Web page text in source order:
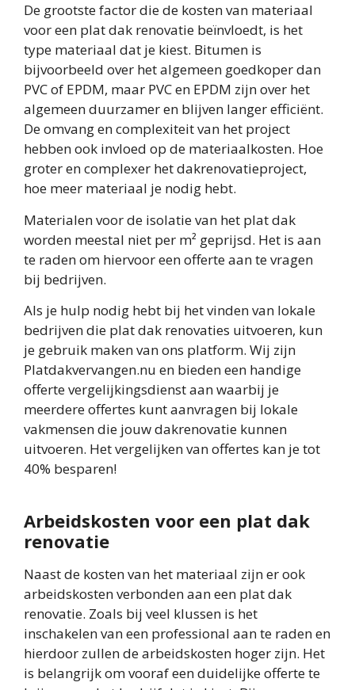
De grootste factor die de kosten van materiaal
voor een plat dak renovatie beïnvloedt, is het
type materiaal dat je kiest. Bitumen is
bijvoorbeeld over het algemeen goedkoper dan
PVC of EPDM, maar PVC en EPDM zijn over het
algemeen duurzamer en blijven langer efficiënt.
De omvang en complexiteit van het project
hebben ook invloed op de materiaalkosten. Hoe
groter en complexer het dakrenovatieproject,
hoe meer materiaal je nodig hebt.
Materialen voor de isolatie van het plat dak
worden meestal niet per m² geprijsd. Het is aan
te raden om hiervoor een offerte aan te vragen
bij bedrijven.
Als je hulp nodig hebt bij het vinden van lokale
bedrijven die plat dak renovaties uitvoeren, kun
je gebruik maken van ons platform. Wij zijn
Platdakvervangen.nu en bieden een handige
offerte vergelijkingsdienst aan waarbij je
meerdere offertes kunt aanvragen bij lokale
vakmensen die jouw dakrenovatie kunnen
uitvoeren. Het vergelijken van offertes kan je tot
40% besparen!
Arbeidskosten voor een plat dak
renovatie
Naast de kosten van het materiaal zijn er ook
arbeidskosten verbonden aan een plat dak
renovatie. Zoals bij veel klussen is het
inschakelen van een professional aan te raden en
hierdoor zullen de arbeidskosten hoger zijn. Het
is belangrijk om vooraf een duidelijke offerte te